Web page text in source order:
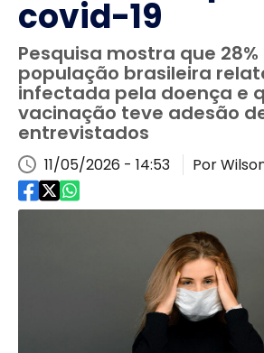
covid-19
Pesquisa mostra que 28%
população brasileira
infectada pela doença e
vacinação teve adesão
entrevistados
11/05/2026 - 14:53 Por